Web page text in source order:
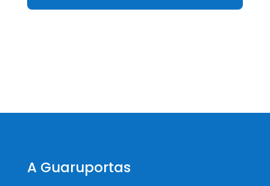
A Guaruportas